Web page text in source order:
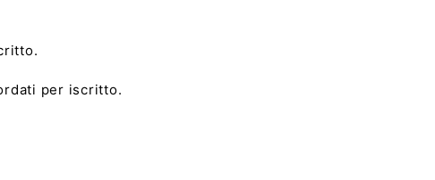
per iscritto.